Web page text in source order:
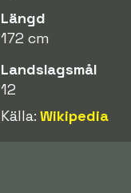
Längd
172 cm
Landslagsmål
12
Källa:Wikipedia